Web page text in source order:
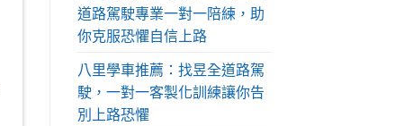
道路駕駛專業一對一陪練，助
你克服恐懼自信上路
八里學車推薦：找昱全道路駕
駛，一對一客製化訓練讓你告
別上路恐懼